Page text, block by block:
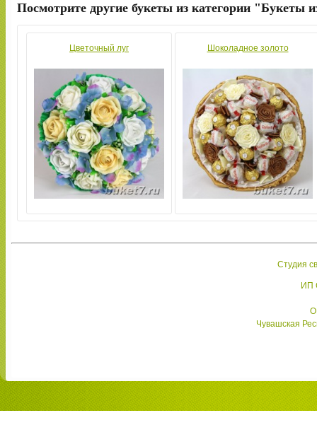
Посмотрите другие букеты из категории "Букеты
Цветочный луг Шоколадное золото
Студия
ИП
Чувашская